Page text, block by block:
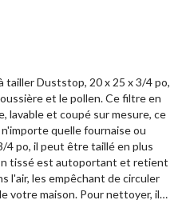
tailler Duststop, 20 x 25 x 3/4 po,
et le pollen. Ce filtre en
et coupé sur mesure, ce
quelle fournaise ou
4 po, il peut être taillé en plus
tissé est autoportant et retient
l'air, les empêchant de circuler
votre maison. Pour nettoyer, il